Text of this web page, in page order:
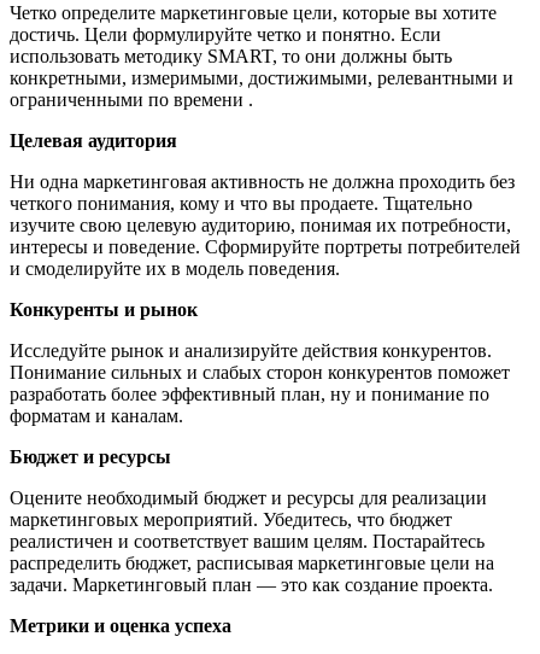
Четко определите маркетинговые цели, которые вы хотите
достичь. Цели формулируйте четко и понятно. Если
использовать методику SMART, то они должны быть
конкретными, измеримыми, достижимыми, релевантными и
ограниченными по времени .
Целевая аудитория
Ни одна маркетинговая активность не должна проходить без
четкого понимания, кому и что вы продаете. Тщательно
изучите свою целевую аудиторию, понимая их потребности,
интересы и поведение. Сформируйте портреты потребителей
и смоделируйте их в модель поведения.
Конкуренты и рынок
Исследуйте рынок и анализируйте действия конкурентов.
Понимание сильных и слабых сторон конкурентов поможет
разработать более эффективный план, ну и понимание по
форматам и каналам.
Бюджет и ресурсы
Оцените необходимый бюджет и ресурсы для реализации
маркетинговых мероприятий. Убедитесь, что бюджет
реалистичен и соответствует вашим целям. Постарайтесь
распределить бюджет, расписывая маркетинговые цели на
задачи. Маркетинговый план — это как создание проекта.
Метрики и оценка успеха